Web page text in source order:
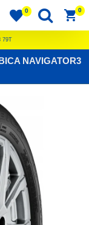
0 0
79T
NAVIGATOR3